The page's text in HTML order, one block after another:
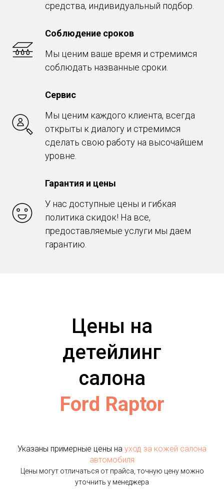
средства, индивидуальный подбор.
Соблюдение сроков
Мы ценим ваше время и стремимся
соблюдать названные сроки.
Сервис
Мы ценим каждого клиента, всегда
открыты к диалогу и стремимся
сделать свою работу на высочайшем
уровне.
Гарантия и цены
У нас доступные цены и гибкая
политика скидок! На все,
предоставляемые услуги мы даем
гарантию.
Цены на
детейлинг
салона
Ford Raptor
Указаны примерные цены на уход за кожей салона
автомобиля
Цены могут отличаться от прайса, точную цену можно
уточнить у менеджера